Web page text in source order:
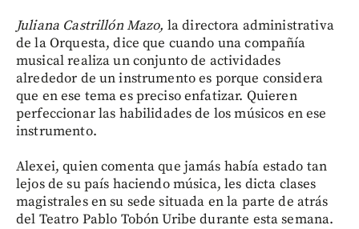
Juliana Castrillón Mazo, la directora administrativa
de la Orquesta, dice que cuando una compañía
musical realiza un conjunto de actividades
alrededor de un instrumento es porque considera
que en ese tema es preciso enfatizar. Quieren
perfeccionar las habilidades de los músicos en ese
instrumento.
Alexei, quien comenta que jamás había estado tan
lejos de su país haciendo música, les dicta clases
magistrales en su sede situada en la parte de atrás
del Teatro Pablo Tobón Uribe durante esta semana.